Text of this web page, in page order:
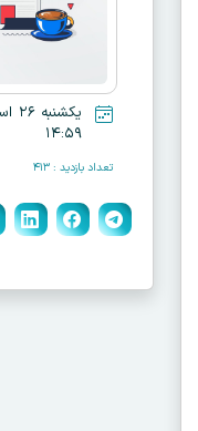
۱۴:۵۹
تعداد بازدید : ۴۱۳